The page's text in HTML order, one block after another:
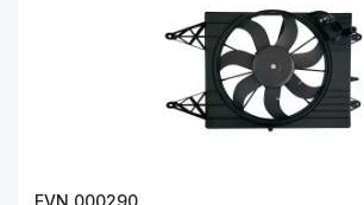
EVN 000290